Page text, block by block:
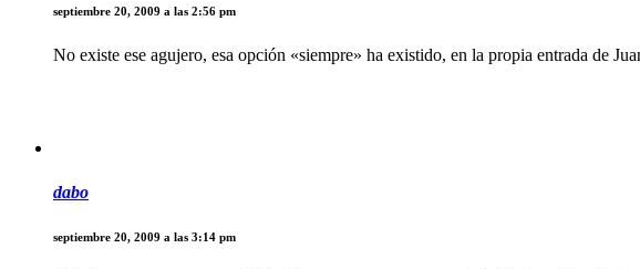
septiembre 20, 2009 a las 2:56 pm
No existe ese agujero, esa opción «siempre» ha existido, en la propia entrada de
dabo
septiembre 20, 2009 a las 3:14 pm